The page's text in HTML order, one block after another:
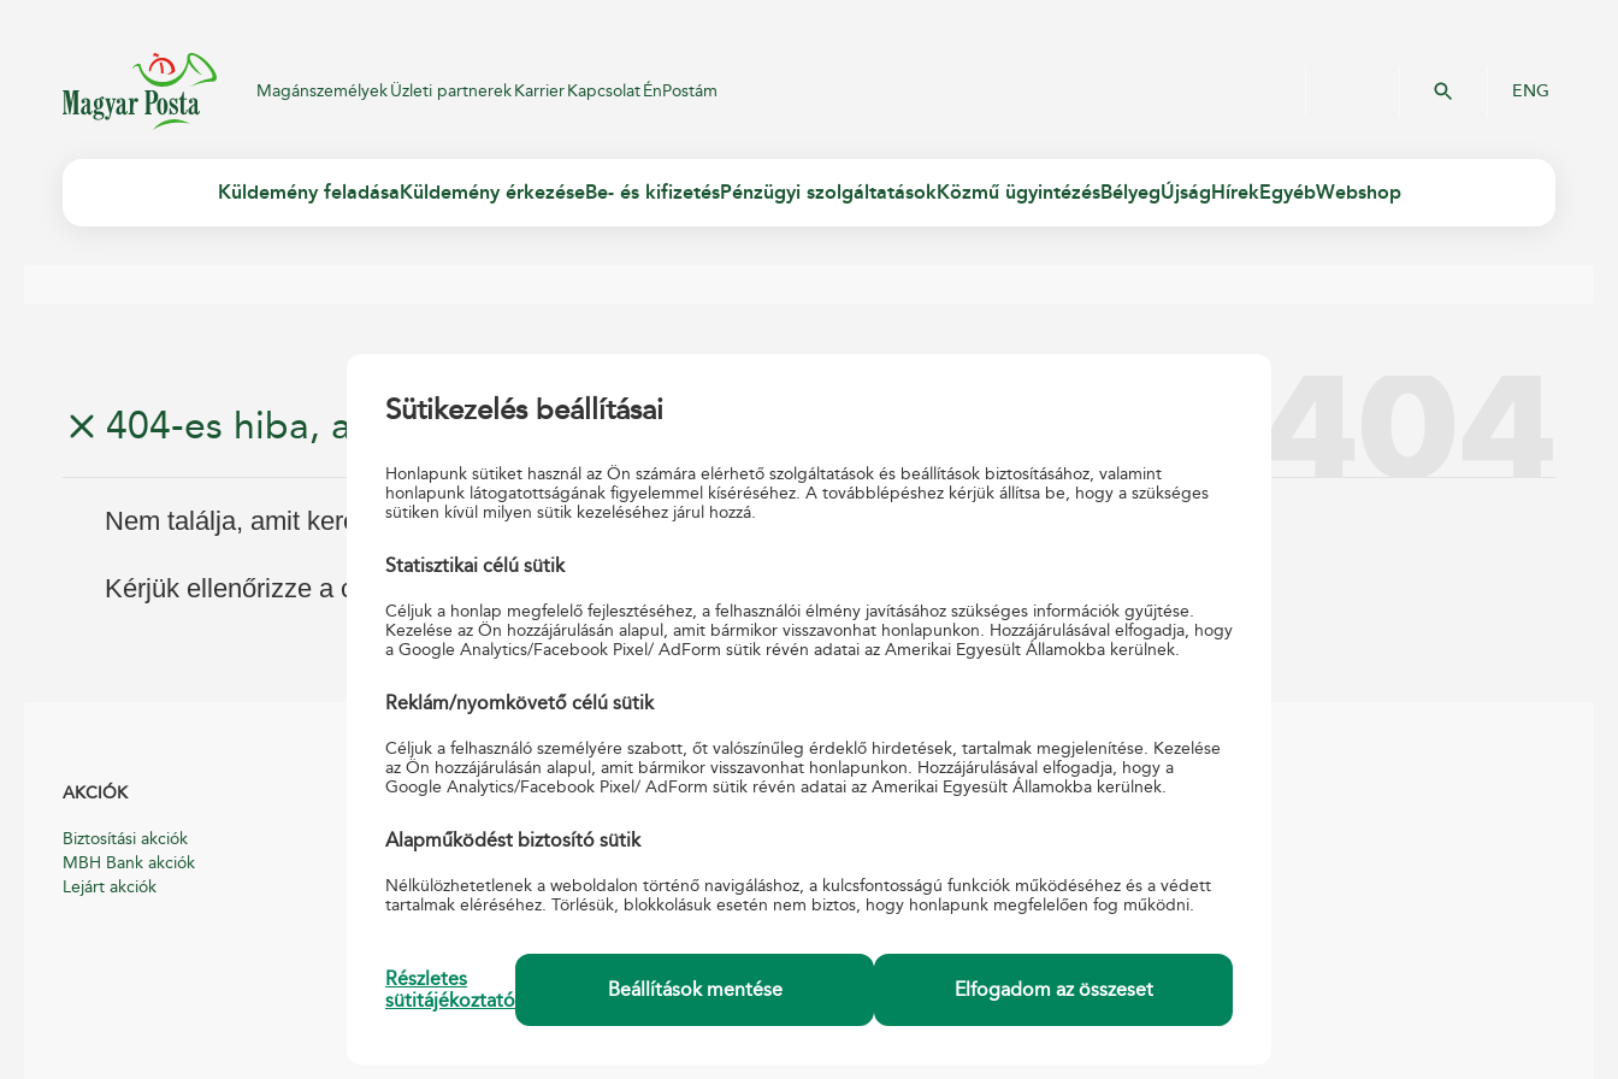
MagánszemélyekÜzleti partnerekKarrierKapcsolatÉnPostám ENG
Küldemény feladása Küldemény érkezéseBe- és kifizetésPénzügyi szolgáltatásokKözmű ügyintézésBélyegÚjság HírekEgyébWebshop
404-es hiba, az oldal nem található!
Nem találja, amit keresett?
Kérjük ellenőrizze a címet, vagy kezdje a főoldalon a keresést!
Sütikezelés beállításai
Honlapunk sütiket használ az Ön számára elérhető szolgáltatások és beállítások biztosításához, valamint
honlapunk látogatottságának figyelemmel kíséréséhez. A továbblépéshez kérjük állítsa be, hogy a szükséges
sütiken kívül milyen sütik kezeléséhez járul hozzá.
Statisztikai célú sütik
Céljuk a honlap megfelelő fejlesztéséhez, a felhasználói élmény javításához szükséges információk gyűjtése.
Kezelése az Ön hozzájárulásán alapul, amit bármikor visszavonhat honlapunkon. Hozzájárulásával elfogadja, hogy
a Google Analytics/Facebook Pixel/ AdForm sütik révén adatai az Amerikai Egyesült Államokba kerülnek.
Reklám/nyomkövető célú sütik
Céljuk a felhasználó személyére szabott, őt valószínűleg érdeklő hirdetések, tartalmak megjelenítése. Kezelése
az Ön hozzájárulásán alapul, amit bármikor visszavonhat honlapunkon. Hozzájárulásával elfogadja, hogy a
Google Analytics/Facebook Pixel/ AdForm sütik révén adatai az Amerikai Egyesült Államokba kerülnek.
Alapműködést biztosító sütik
Nélkülözhetetlenek a weboldalon történő navigáláshoz, a kulcsfontosságú funkciók működéséhez és a védett
tartalmak eléréséhez. Törlésük, blokkolásuk esetén nem biztos, hogy honlapunk megfelelően fog működni.
Részletes
sütitájékoztató
Beállítások mentése Elfogadom az összeset
AKCIÓK
Biztosítási akciók
MBH Bank akciók
Lejárt akciók
HASZNOS
Általános Szerződési Feltételek
Díjszabások
Nyomtatványminták
Pénzforgalmi, pénzügyi panaszkezelési
szabályzat
Süti tájékoztató
INFORMÁCIÓ
Beszerzések, pályázatok
Karrier
Akadálymentesítési nyilatkozat
Hivatali tárhely üzemzavar, üzemszünet.
Információátadási Szabályzat együttműködő
szervek
KAPCSOLAT
E-ügyintézés